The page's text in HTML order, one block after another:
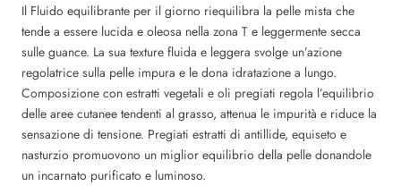
Il Fluido equilibrante per il giorno riequilibra la pelle mista che
tende a essere lucida e oleosa nella zona T e leggermente secca
sulle guance. La sua texture fluida e leggera svolge un’azione
regolatrice sulla pelle impura e le dona idratazione a lungo.
Composizione con estratti vegetali e oli pregiati regola l’equilibrio
delle aree cutanee tendenti al grasso, attenua le impurità e riduce la
sensazione di tensione. Pregiati estratti di antillide, equiseto e
nasturzio promuovono un miglior equilibrio della pelle donandole
un incarnato purificato e luminoso.